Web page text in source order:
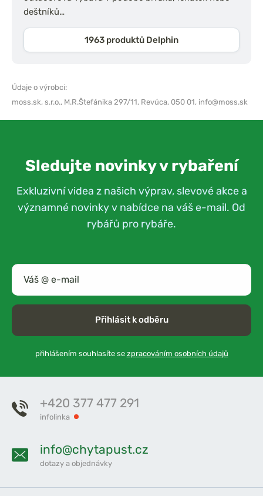
deštníků…
1963 produktů Delphin
Údaje o výrobci:
moss.sk, s.r.o., M.R.Štefánika 297/11, Revúca, 050 01, info@moss.sk
Sledujte novinky v rybaření
Exkluzivní videa z našich výprav, slevové akce a
významné novinky v nabídce na váš e-mail. Od
rybářů pro rybáře.
Přihlásit k odběru
přihlášením souhlasíte se zpracováním osobních údajů
+420 377 477 291
infolinka
info@chytapust.cz
dotazy a objednávky